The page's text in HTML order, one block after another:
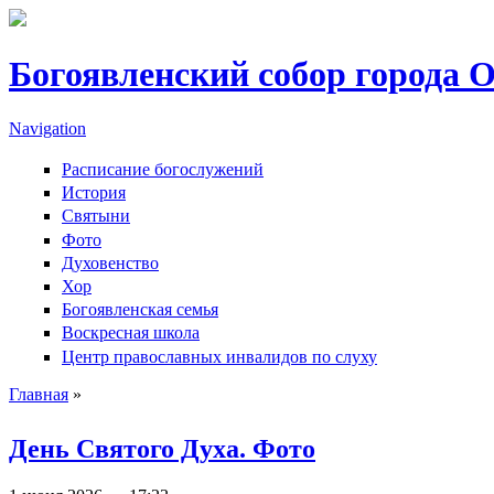
Перейти к основному содержанию
Богоявленский собор города
Navigation
Расписание богослужений
История
Святыни
Фото
Духовенство
Хор
Богоявленская семья
Воскресная школа
Центр православных инвалидов по слуху
Главная »
День Святого Духа. Фото